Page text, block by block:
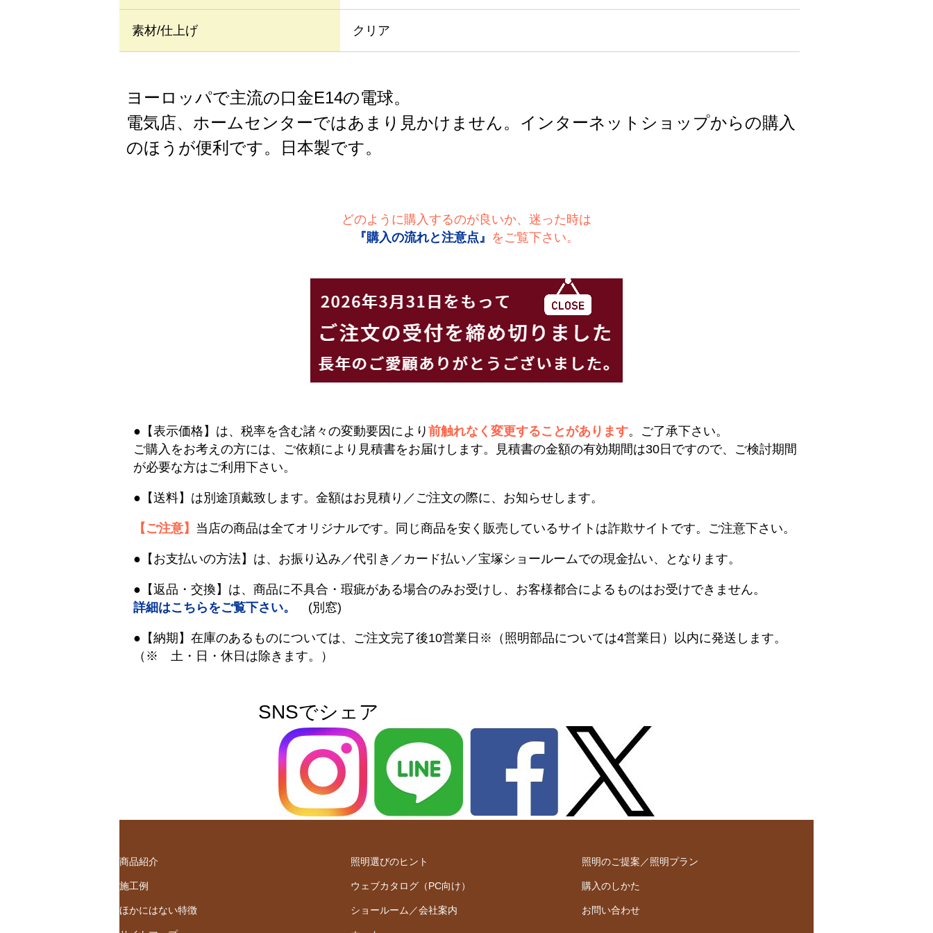
素材/仕上げ クリア
ヨーロッパで主流の口金E14の電球。
電気店、ホームセンターではあまり見かけません。インターネットショップからの購入
のほうが便利です。日本製です。
どのように購入するのが良いか、迷った時は
『購入の流れと注意点』 をご覧下さい。
●【表示価格】は、税率を含む諸々の変動要因により 前触れなく変更することがあります。ご了承下さい。
ご購入をお考えの方には、ご依頼により見積書をお届けします。見積書の金額の有効期間は30日ですので、ご検討期間
が必要な方はご利用下さい。
●【送料】は別途頂戴致します。金額はお見積り／ご注文の際に、お知らせします。
【ご注意】 当店の商品は全てオリジナルです。同じ商品を安く販売しているサイトは詐欺サイトです。ご注意下さい。
●【お支払いの方法】は、お振り込み／代引き／カード払い／宝塚ショールームでの現金払い、となります。
●【返品・交換】は、商品に不具合・瑕疵がある場合のみお受けし、お客様都合によるものはお受けできません。
詳細はこちらをご覧下さい。
(別窓)
●【納期】在庫のあるものについては、ご注文完了後10営業日※（照明部品については4営業日）以内に発送します。
（※ 土・日・休日は除きます。）
SNSでシェア
商品紹介 照明選びのヒント 照明のご提案／照明プラン
施工例 ウェブカタログ（PC向け） 購入のしかた
ほかにはない特徴 ショールーム／会社案内 お問い合わせ